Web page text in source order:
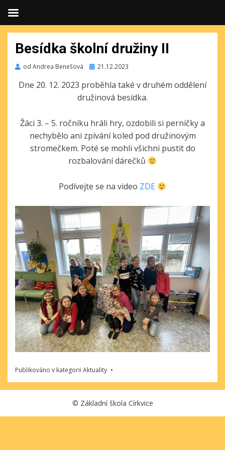
Besídka školní družiny II
od Andrea Benešová Publikováno
21.12.2023
Dne 20. 12. 2023 proběhla také v druhém oddělení
družinová besídka.
Žáci 3. – 5. ročníku hráli hry, ozdobili si perníčky a
nechybělo ani zpívání koled pod družinovým
stromečkem. Poté se mohli všichni pustit do
rozbalování dárečků
Podívejte se na video ZDE
Publikováno v kategorii Aktuality
© Základní škola Církvice